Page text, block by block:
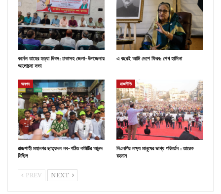
কর্নেল তাহের হত্যা দিবস: ঢাকাসহ জেলা-উপজেলায়
আলোচনা সভা
এ বছরই আমি দেশে ফিরব: শেখ হাসিনা
জনপদ
রাজশাহী মহানগর ছাত্রদল নব-গঠিত কমিটির আনন্দ
মিছিল
রাজনীতি
বিএনপির লক্ষ্য মানুষের ভাগ্য পরিবর্তন : তারেক
রহমান
PREV NEXT